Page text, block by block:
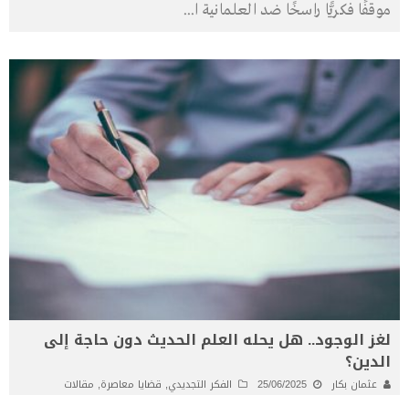
موقفًا فكريًّا راسخًا ضد العلمانية ا...
لغز الوجود.. هل يحله العلم الحديث دون حاجة إلى
الدين؟
عثمان بكار 25/06/2025 الفكر التجديدي, قضايا معاصرة, مقالات